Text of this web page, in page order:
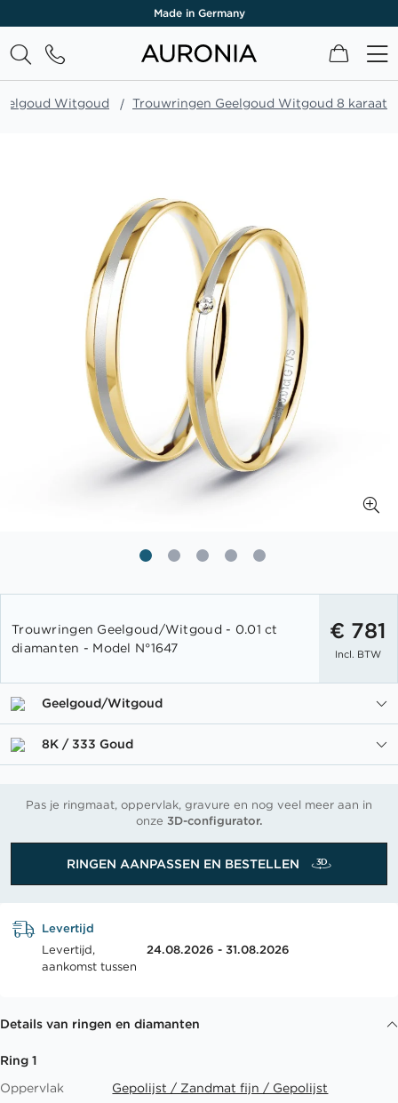
Made in Germany
Witgoud Trouwringen Geelgoud Witgoud 8 karaat
het
begin
de
afbeeldingen-
Trouwringen Geelgoud/Witgoud - 0.01 ct
diamanten - Model N°1647
€ 781
Incl. BTW
Geelgoud/Witgoud
8K / 333 Goud
Pas je ringmaat, oppervlak, gravure en nog veel meer aan in
onze 3D-configurator.
RINGEN AANPASSEN EN BESTELLEN
Levertijd
Levertijd,
aankomst tussen
24.08.2026 - 31.08.2026
Details van ringen en diamanten
Ring 1
Oppervlak
Gepolijst / Zandmat fijn / Gepolijst